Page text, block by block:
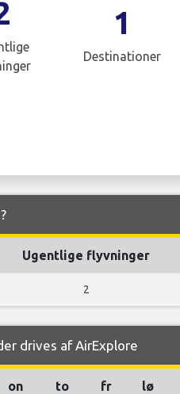
1
Destinationer
Ugentlige flyvninger
2
drives af AirExplore
on to fr lø